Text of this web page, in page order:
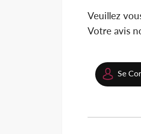
Veuillez
Votre avis
Se